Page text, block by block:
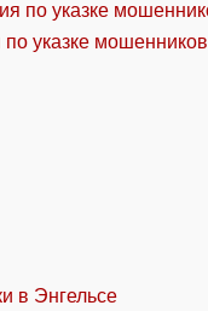
указке мошенников